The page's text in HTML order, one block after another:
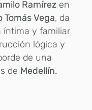
Ramírez en
Vega, da
íntima y familiar
lógica y
de una
de Medellín.